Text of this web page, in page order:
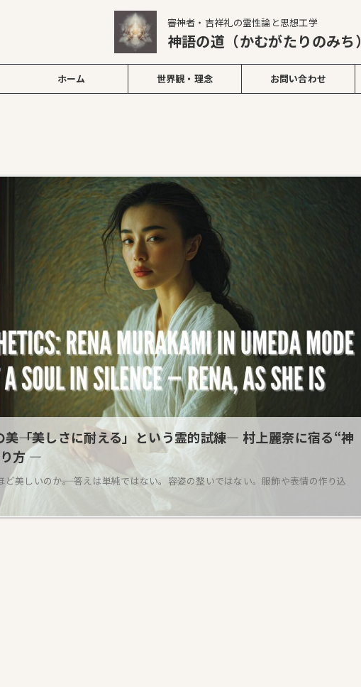
審神者・吉祥礼の霊性論と思想工学
神語の道（かむがたりのみち）
ホーム 世界観・理念 お問い合わせ
――「美しさに耐える」という霊的試練― 村上麗奈に宿る“神
方 ―
美しいのか――。 答えは単純ではない。容姿の整いではない。服飾や表情の作り込